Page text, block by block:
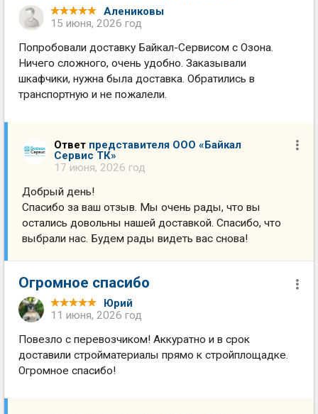
Алениковы
15 июня, 2026 год
Попробовали доставку Байкал-Сервисом с Озона.
Ничего сложного, очень удобно. Заказывали
шкафчики, нужна была доставка. Обратились в
транспортную и не пожалели.
Ответ представителя ООО «Байкал
Сервис ТК»
17 июня, 2026 год
Добрый день!
Спасибо за ваш отзыв. Мы очень рады, что вы
остались довольны нашей доставкой. Спасибо, что
выбрали нас. Будем рады видеть вас снова!
Огромное спасибо
Юрий
11 июня, 2026 год
Повезло с перевозчиком! Аккуратно и в срок
доставили стройматериалы прямо к стройплощадке.
Огромное спасибо!